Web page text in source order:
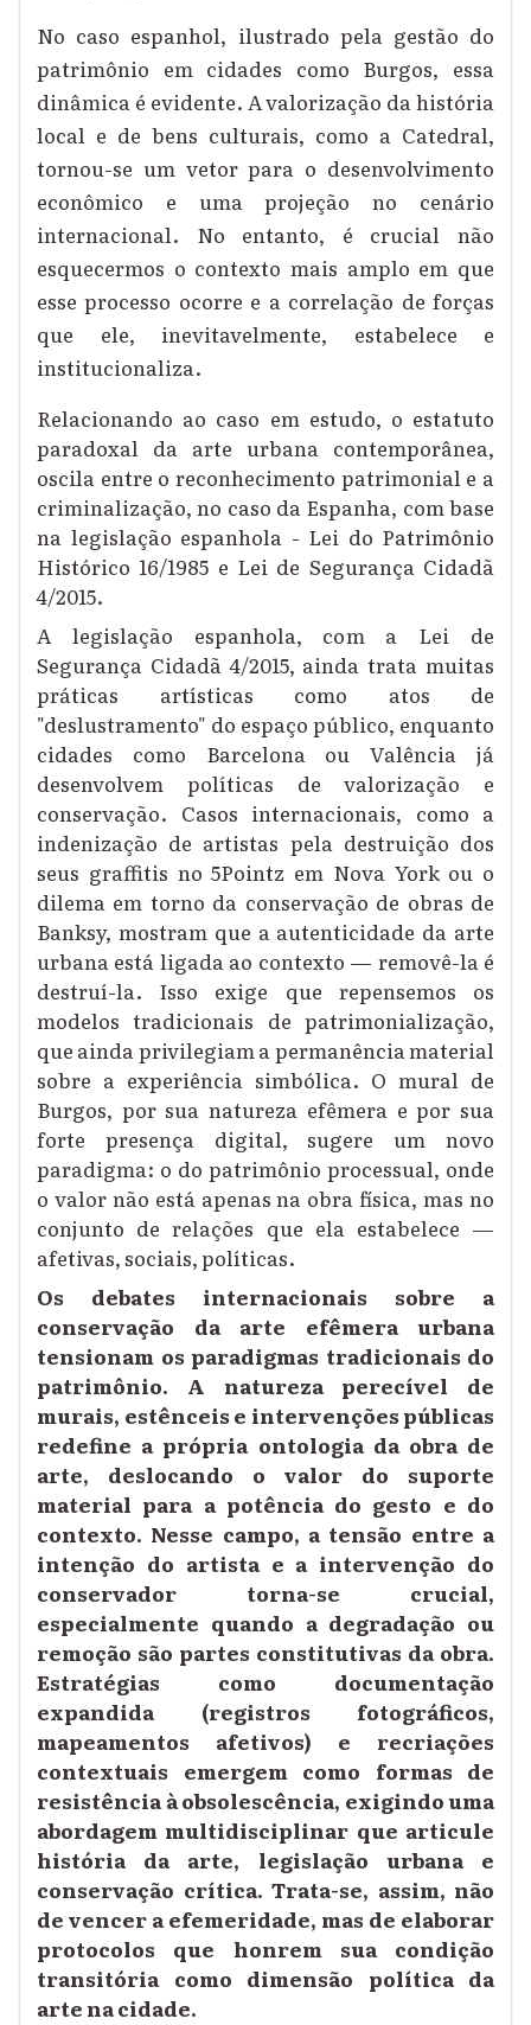
No caso espanhol, ilustrado pela gestão do
patrimônio em cidades como Burgos, essa
dinâmica é evidente. A valorização da história
local e de bens culturais, como a Catedral,
tornou-se um vetor para o desenvolvimento
econômico e uma projeção no cenário
internacional. No entanto, é crucial não
esquecermos o contexto mais amplo em que
esse processo ocorre e a correlação de forças
que ele, inevitavelmente, estabelece e
institucionaliza.
Relacionando ao caso em estudo, o estatuto
paradoxal da arte urbana contemporânea,
oscila entre o reconhecimento patrimonial e a
criminalização, no caso da Espanha, com base
na legislação espanhola - Lei do Patrimônio
Histórico 16/1985 e Lei de Segurança Cidadã
4/2015.
A legislação espanhola, com a Lei de
Segurança Cidadã 4/2015, ainda trata muitas
práticas artísticas como atos de
"deslustramento" do espaço público, enquanto
cidades como Barcelona ou Valência já
desenvolvem políticas de valorização e
conservação. Casos internacionais, como a
indenização de artistas pela destruição dos
seus graffitis no 5Pointz em Nova York ou o
dilema em torno da conservação de obras de
Banksy, mostram que a autenticidade da arte
urbana está ligada ao contexto — removê-la é
destruí-la. Isso exige que repensemos os
modelos tradicionais de patrimonialização,
que ainda privilegiam a permanência material
sobre a experiência simbólica. O mural de
Burgos, por sua natureza efêmera e por sua
forte presença digital, sugere um novo
paradigma: o do patrimônio processual, onde
o valor não está apenas na obra física, mas no
conjunto de relações que ela estabelece —
afetivas, sociais, políticas.
Os debates internacionais sobre a
conservação da arte efêmera urbana
tensionam os paradigmas tradicionais do
patrimônio. A natureza perecível de
murais, estênceis e intervenções públicas
redefine a própria ontologia da obra de
arte, deslocando o valor do suporte
material para a potência do gesto e do
contexto. Nesse campo, a tensão entre a
intenção do artista e a intervenção do
conservador torna-se crucial,
especialmente quando a degradação ou
remoção são partes constitutivas da obra.
Estratégias como documentação
expandida (registros fotográficos,
mapeamentos afetivos) e recriações
contextuais emergem como formas de
resistência à obsolescência, exigindo uma
abordagem multidisciplinar que articule
história da arte, legislação urbana e
conservação crítica. Trata-se, assim, não
de vencer a efemeridade, mas de elaborar
protocolos que honrem sua condição
transitória como dimensão política da
arte na cidade.